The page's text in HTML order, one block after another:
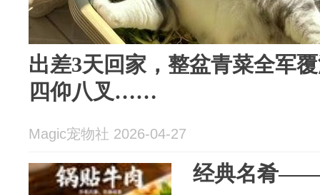
出差3天回家，整盆青菜全军
四仰八叉……
Magic宠物社 2026-04-27
经典名肴——